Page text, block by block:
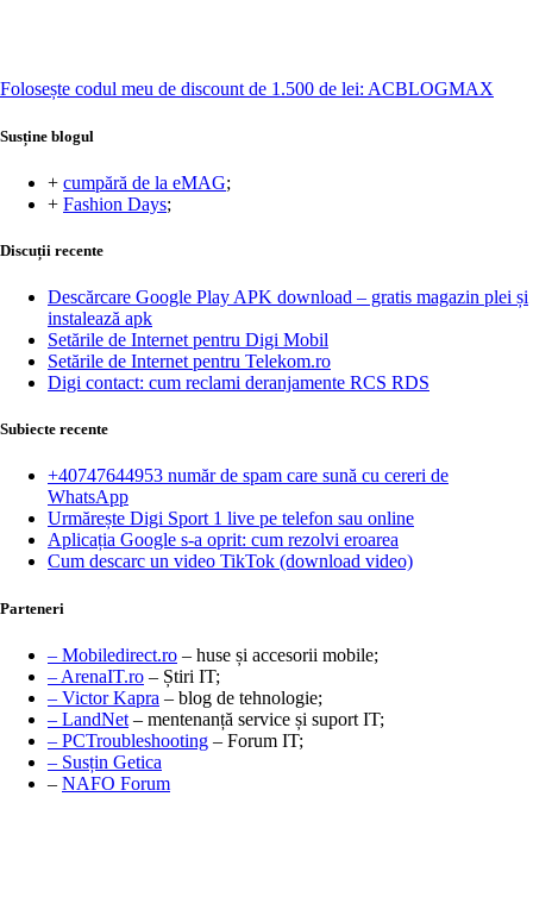
Folosește codul meu de discount de 1.500 de lei: ACBLOGMAX
Susține blogul
+ cumpără de la eMAG;
+ Fashion Days;
Discuții recente
Descărcare Google Play APK download – gratis magazin plei și
instalează apk
Setările de Internet pentru Digi Mobil
Setările de Internet pentru Telekom.ro
Digi contact: cum reclami deranjamente RCS RDS
Subiecte recente
+40747644953 număr de spam care sună cu cereri de
WhatsApp
Urmărește Digi Sport 1 live pe telefon sau online
Aplicația Google s-a oprit: cum rezolvi eroarea
Cum descarc un video TikTok (download video)
Parteneri
– Mobiledirect.ro – huse și accesorii mobile;
– ArenaIT.ro – Știri IT;
– Victor Kapra – blog de tehnologie;
– LandNet – mentenanță service și suport IT;
– PCTroubleshooting – Forum IT;
– Susțin Getica
– NAFO Forum